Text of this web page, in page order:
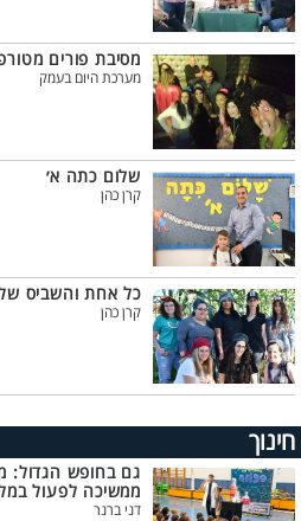
מסיבת פורים
מערכת היום בעמק
שלום כתה א׳
קרן כהן
כל אחת והשביס
קרן כהן
חינוך
גם בחופש הגדול:
ממשיכה לפעול
דני ברנר